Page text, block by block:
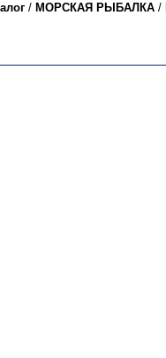
/ МОРСКАЯ РЫБАЛКА /